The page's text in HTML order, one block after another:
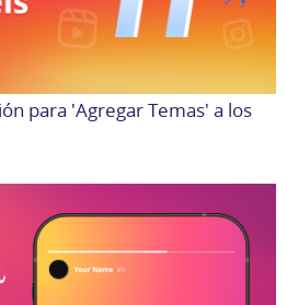
para 'Agregar Temas' a los